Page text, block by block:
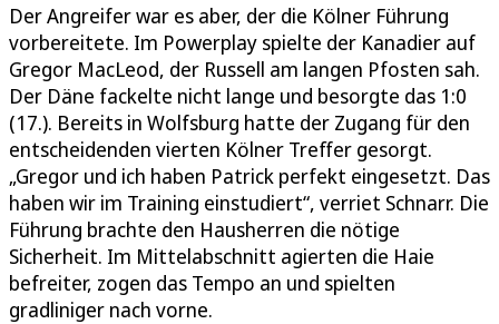
Der Angreifer war es aber, der die Kölner Führung
vorbereitete. Im Powerplay spielte der Kanadier auf
Gregor MacLeod, der Russell am langen Pfosten sah.
Der Däne fackelte nicht lange und besorgte das 1:0
(17.). Bereits in Wolfsburg hatte der Zugang für den
entscheidenden vierten Kölner Treffer gesorgt.
„Gregor und ich haben Patrick perfekt eingesetzt. Das
haben wir im Training einstudiert“, verriet Schnarr. Die
Führung brachte den Hausherren die nötige
Sicherheit. Im Mittelabschnitt agierten die Haie
befreiter, zogen das Tempo an und spielten
gradliniger nach vorne.